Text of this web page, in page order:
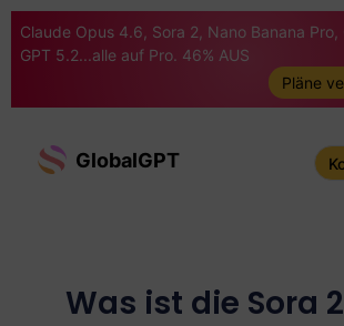
Claude Opus 4.6, Sora 2, Nano Banana Pro,
GPT 5.2...alle auf Pro. 46% AUS
Pläne
GlobalGPT
Was ist die Sora